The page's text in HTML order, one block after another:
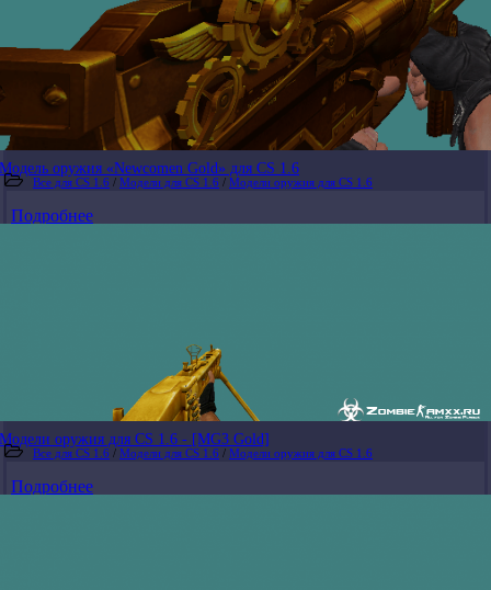
Модель оружия «Newcomen Gold» для CS 1.6
Все для CS 1.6 / Модели для CS 1.6 / Модели оружия для CS 1.6
Подробнее
Модели оружия для CS 1.6 - [MG3 Gold]
Все для CS 1.6 / Модели для CS 1.6 / Модели оружия для CS 1.6
Подробнее